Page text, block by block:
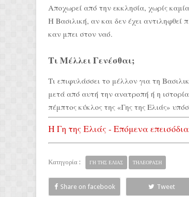
Αποχωρεί από την εκκλησία, χωρίς
Η Βασιλική, αν και δεν έχει αντιληφθεί
καν μπει στον ναό.
Τι Μέλλει Γενέσθαι;
Τι επιφυλάσσει το μέλλον για τη
μετά από αυτή την ανατροπή ή η ιστορία
πέμπτος κύκλος της «Γης της Ελιάς»
Η Γη της Ελιάς - Επόμενα επεισόδια
Κατηγορία : ΓΗ ΤΗΣ ΕΛΙΑΣ ΤΗΛΕΟΡΑΣΗ
Share on facebook Tweet